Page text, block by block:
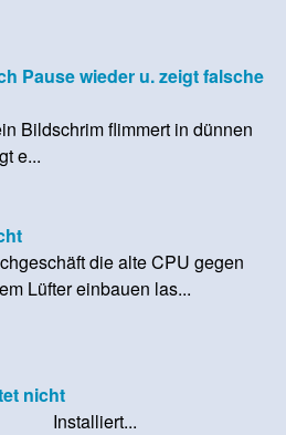
Pause wieder u. zeigt falsche
Bildschrim flimmert in dünnen
e...
die alte CPU gegen
Lüfter einbauen las...
nicht
Installiert...